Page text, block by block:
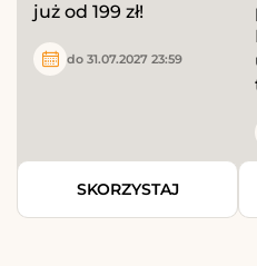
już od 199 zł!
do 31.07.2027 23:59
SKORZYSTAJ